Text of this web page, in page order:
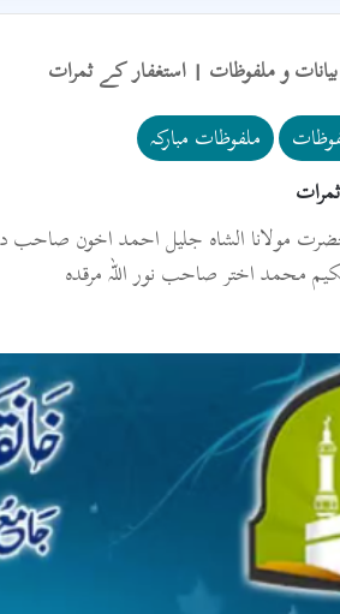
بیانات و ملفوظات | استغفار کے ثمرات
ملفوظات مبارکہ
مولانا الشاہ جلیل احمد اخون صاحب
محمد اختر صاحب نور اللہ مرقدہ